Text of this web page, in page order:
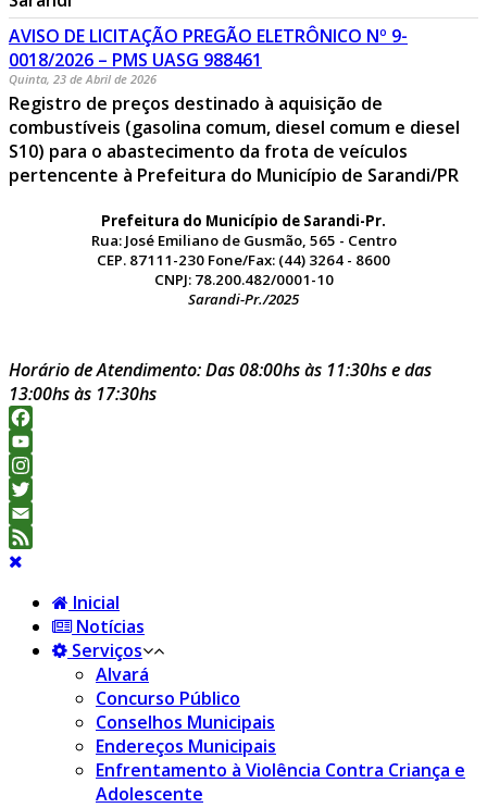
AVISO DE LICITAÇÃO PREGÃO ELETRÔNICO Nº 9-
0018/2026 – PMS UASG 988461
Quinta, 23 de Abril de 2026
Registro de preços destinado à aquisição de
combustíveis (gasolina comum, diesel comum e diesel
S10) para o abastecimento da frota de veículos
pertencente à Prefeitura do Município de Sarandi/PR
Prefeitura do Município de Sarandi-Pr.
Rua: José Emiliano de Gusmão, 565 - Centro
CEP. 87111-230 Fone/Fax: (44) 3264 - 8600
CNPJ: 78.200.482/0001-10
Sarandi-Pr./2025
Horário de Atendimento: Das 08:00hs às 11:30hs e das
13:00hs às 17:30hs
Facebook
YouTube
Channel
Instagram
Twitter
Email
Feed
Inicial
Notícias
Serviços
Alvará
Concurso Público
Conselhos Municipais
Endereços Municipais
Enfrentamento à Violência Contra Criança e
Adolescente